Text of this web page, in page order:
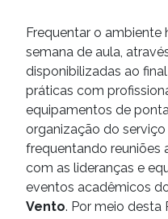
Frequentar o ambiente
semana de aula,
disponibilizadas ao
práticas com
equipamentos de
organização do serviço
frequentando reuniões
com as lideranças e
eventos acadêmicos
Vento. Por meio desta